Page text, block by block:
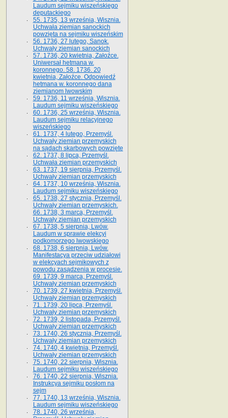
Laudum sejmiku wiszeńskiego
deputackiego
55. 1735, 13 września, Wisznia.
Uchwała ziemian sanockich
powzięta na sejmiku wiszeńskim
56. 1736, 27 lutego, Sanok.
Uchwały ziemian sanockich
57. 1736, 20 kwietnia, Załoźce.
Uniwersał hetmana w.
koronnego. 58. 1736. 20
kwietnia, Załoźce. Odpowiedź
hetmana w. koronnego dana
ziemianom lwowskim
59. 1736, 11 września, Wisznia.
Laudum sejmiku wiszeńskiego
60. 1736, 25 września, Wisznia.
Laudum sejmiku relacyjnego
wiszeńskiego
61. 1737, 4 lutego, Przemyśl.
Uchwały ziemian przemyskich
na sądach skarbowych powzięte
62. 1737, 8 lipca, Przemyśl.
Uchwała ziemian przemyskich
63. 1737, 19 sierpnia, Przemyśl.
Uchwały ziemian przemyskich
64. 1737, 10 września, Wisznia.
Laudum sejmiku wiszeńskiego
65. 1738, 27 stycznia, Przemyśl.
Uchwały ziemian przemyskich­­.
66. 1738, 3 marca, Przemyśl.
Uchwały ziemian przemyskich­
67. 1738, 5 sierpnia, Lwów.
Laudum w sprawie elekcyi
podkomorzego lwowskiego
68. 1738, 6 sierpnia, Lwów.
Manifestacya przeciw udziałowi
w elekcyach sejmikowych z
powodu zasądzenia w procesie.
69. 1739, 9 marca, Przemyśl.
Uchwały ziemian przemyskich
70. 1739, 27 kwietnia, Przemyśl.
Uchwały ziemian przemyskich
71. 1739, 20 lipca, Przemyśl.
Uchwały ziemian przemyskich
72. 1739, 2 listopada, Przemyśl.
Uchwały ziemian przemyskich
73. 1740, 26 stycznia, Przemyśl.
Uchwały ziemian przemyskich
74. 1740, 4 kwietnia, Przemyśl.
Uchwały ziemian przemyskich
75. 1740, 22 sierpnia, Wisznia.
Laudum sejmiku wiszeńskiego
76. 1740, 22 sierpnia, Wisznia.
Instrukcya sejmiku posłom na
sejm
77. 1740, 13 września, Wisznia.
Laudum sejmiku wiszeńskiego
78. 1740, 26 września,